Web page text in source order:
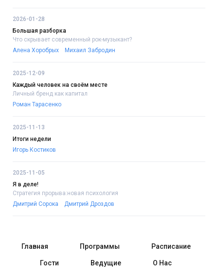
2026-01-28
Большая разборка
Что скрывает современный рок-музыкант?
Алена Хоробрых
Михаил Забродин
2025-12-09
Каждый человек на своём месте
Личный бренд как капитал
Роман Тарасенко
2025-11-13
Итоги недели
Игорь Костиков
2025-11-05
Я в деле!
Стратегия прорыва:новая психология
Дмитрий Сорока
Дмитрий Дроздов
Главная Программы Расписание
Гости Ведущие О Нас